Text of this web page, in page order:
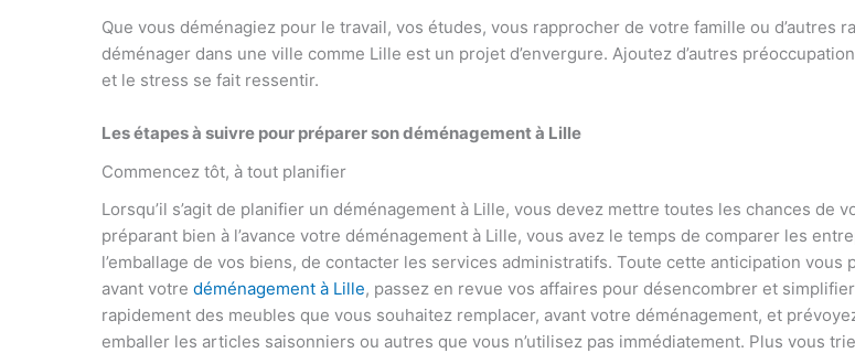
Que vous déménagiez pour le travail, vos études, vous rapprocher de votre famille ou
déménager dans une ville comme Lille est un projet d’envergure. Ajoutez d’autres
et le stress se fait ressentir.
Les étapes à suivre pour préparer son déménagement à Lille
Commencez tôt, à tout planifier
Lorsqu’il s’agit de planifier un déménagement à Lille, vous devez mettre toutes les chances de
préparant bien à l’avance votre déménagement à Lille, vous avez le temps de comparer les
l’emballage de vos biens, de contacter les services administratifs. Toute cette anticipation
avant votre déménagement à Lille, passez en revue vos affaires pour désencombrer et
rapidement des meubles que vous souhaitez remplacer, avant votre déménagement, et
emballer les articles saisonniers ou autres que vous n’utilisez pas immédiatement. Plus vous